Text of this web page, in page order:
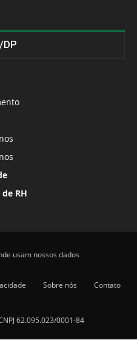
DP
RH
usam nossos dados
Sobre nós Contato
62.095.023/0001-84